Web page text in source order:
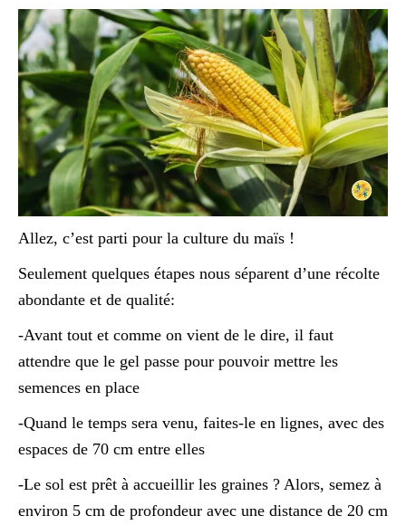
Allez, c’est parti pour la culture du maïs !
Seulement quelques étapes nous séparent d’une récolte
abondante et de qualité:
-Avant tout et comme on vient de le dire, il faut
attendre que le gel passe pour pouvoir mettre les
semences en place
-Quand le temps sera venu, faites-le en lignes, avec des
espaces de 70 cm entre elles
-Le sol est prêt à accueillir les graines ? Alors, semez à
environ 5 cm de profondeur avec une distance de 20 cm